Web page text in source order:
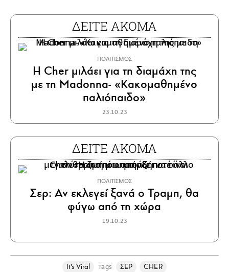
ΔΕΙΤΕ ΑΚΟΜΑ
ΠΟΛΙΤΙΣΜΟΣ
Η Cher μιλάει για τη διαμάχη της
με τη Madonna- «Κακομαθημένο
παλιόπαιδο»
23.10.23
ΔΕΙΤΕ ΑΚΟΜΑ
ΠΟΛΙΤΙΣΜΟΣ
Σερ: Αν εκλεγεί ξανά ο Τραμπ, θα
φύγω από τη χώρα
19.10.23
It's Viral Tags ΣΕΡ CHER